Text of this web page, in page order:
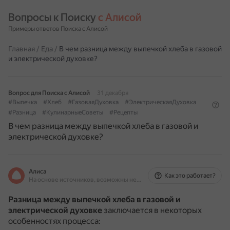
Вопросы к Поиску с Алисой
Примеры ответов Поиска с Алисой
Главная / Еда / В чем разница между выпечкой хлеба в газовой
и электрической духовке?
Вопрос для Поиска с Алисой
31 декабря
#Выпечка
#Хлеб #ГазоваяДуховка
#ЭлектрическаяДуховка
#Разница
#КулинарныеСоветы #Рецепты
В чем разница между выпечкой хлеба в газовой и
электрической духовке?
Алиса
На основе источников, возможны неточности
Как это работает?
Разница между выпечкой хлеба в газовой и
электрической духовке заключается в некоторых
особенностях процесса: